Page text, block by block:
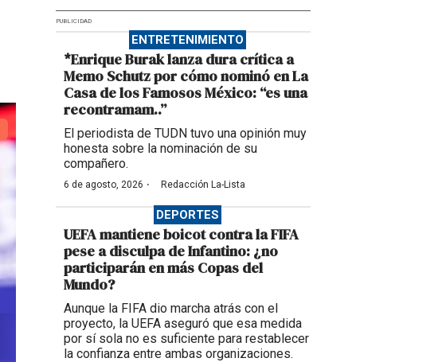
PUBLICIDAD
ENTRETENIMIENTO
*Enrique Burak lanza dura crítica a
Memo Schutz por cómo nominó en La
Casa de los Famosos México: “es una
recontramam..”
El periodista de TUDN tuvo una opinión muy
honesta sobre la nominación de su
compañero.
6 de agosto, 2026 · Redacción La-Lista
DEPORTES
UEFA mantiene boicot contra la FIFA
pese a disculpa de Infantino: ¿no
participarán en más Copas del
Mundo?
Aunque la FIFA dio marcha atrás con el
proyecto, la UEFA aseguró que esa medida
por sí sola no es suficiente para restablecer
la confianza entre ambas organizaciones.